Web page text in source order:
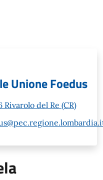
Unione Foedus
Rivarolo del Re (CR)